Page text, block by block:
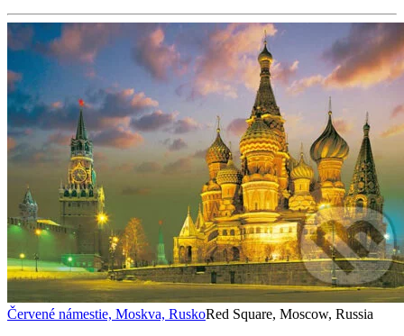
Červené námestie, Moskva, RuskoRed Square, Moscow, Russia